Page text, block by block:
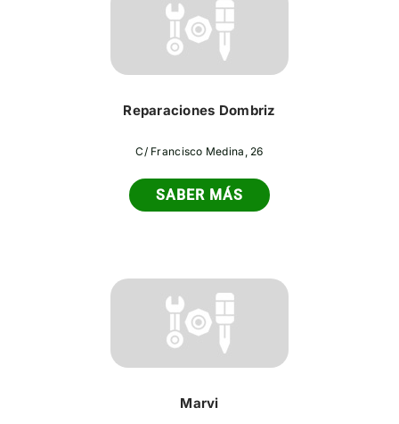
Reparaciones Dombriz
C/ Francisco Medina, 26
SABER MÁS
Marvi